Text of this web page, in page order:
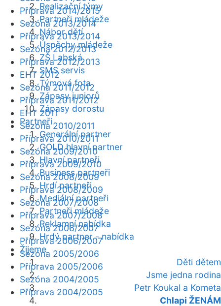
Realizační týmy
Partneři mládeže
Nábor dětí
Úspěchy mládeže
ZŠ Labská
SMS servis
Týmová fota
Zápasy juniorů
Zápasy dorostu
Partneři
Generální partner
GOLD hlavní partner
Hlavní partneři
Business partneři
Hrdí partneři
Mediální partneři
Partneři mládeže
Reklamní nabídka
Hrdý partner - nabídka
Žijeme
Děti dětem
Jsme jedna rodina
Petr Koukal a Kometa
Chlapi ŽENÁM
Příprava 2014/2015
Sezóna 2013/2014
Příprava 2013/2014
Sezóna 2012/2013
Příprava 2012/2013
EHT 2012
Sezóna 2011/2012
Příprava 2011/2012
EHT 2011
Sezóna 2010/2011
Příprava 2010/2011
Sezóna 2009/2010
Příprava 2009/2010
Sezóna 2008/2009
Příprava 2008/2009
Sezóna 2007/2008
Příprava 2007/2008
Sezóna 2006/2007
Příprava 2006/2007
Sezóna 2005/2006
Příprava 2005/2006
Sezóna 2004/2005
Příprava 2004/2005